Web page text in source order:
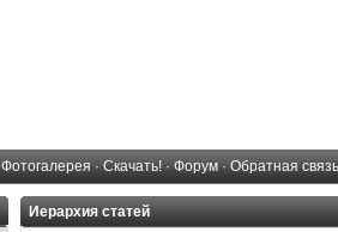
Фотогалерея · Скачать! · Форум · Обратная связь
Иерархия статей